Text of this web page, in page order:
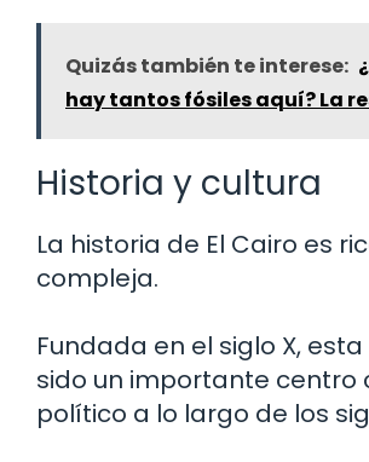
Quizás también te interese:
hay tantos fósiles aquí? La
Historia y cultura
La historia de El Cairo es
compleja.
Fundada en el siglo X,
sido un importante centro
político a lo largo de los